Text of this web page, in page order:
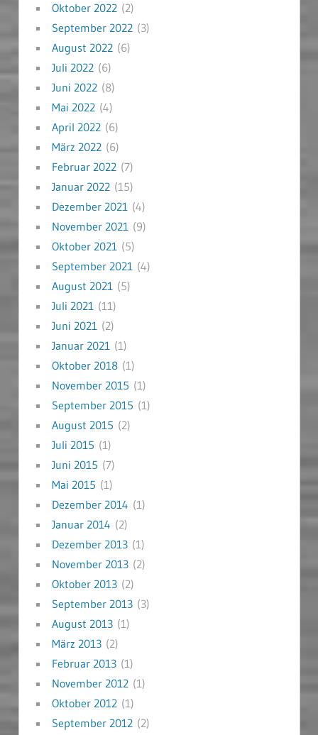
Oktober 2022(2)
September 2022(3)
August 2022(6)
Juli 2022(6)
Juni 2022(8)
Mai 2022(4)
April 2022(6)
März 2022(6)
Februar 2022(7)
Januar 2022(15)
Dezember 2021(4)
November 2021(9)
Oktober 2021(5)
September 2021(4)
August 2021(5)
Juli 2021(11)
Juni 2021(2)
Januar 2021(1)
Oktober 2018(1)
November 2015 (1)
September 2015 (1)
August 2015 (2)
Juli 2015 (1)
Juni 2015 (7)
Mai 2015 (1)
Dezember 2014 (1)
Januar 2014 (2)
Dezember 2013(1)
November 2013(2)
Oktober 2013(2)
September 2013(3)
August 2013(1)
März 2013(2)
Februar 2013(1)
November 2012(1)
Oktober 2012(1)
September 2012(2)